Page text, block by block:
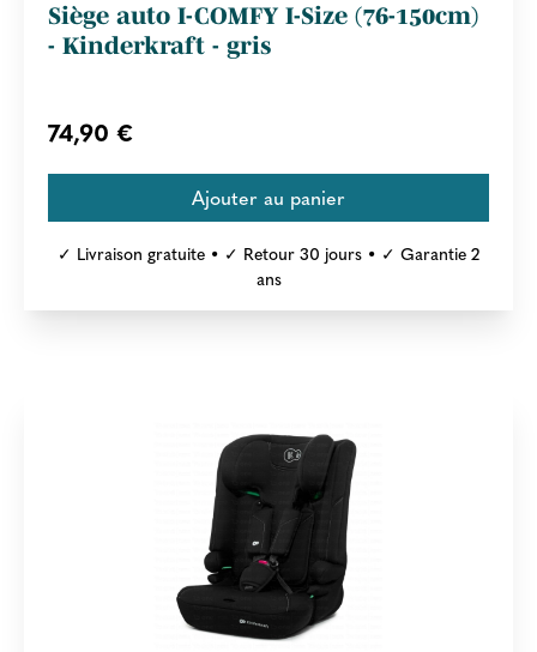
Siège auto I-COMFY I-Size (76-150cm)
- Kinderkraft - gris
74,90 €
✓ Livraison gratuite • ✓ Retour 30 jours • ✓ Garantie 2
ans